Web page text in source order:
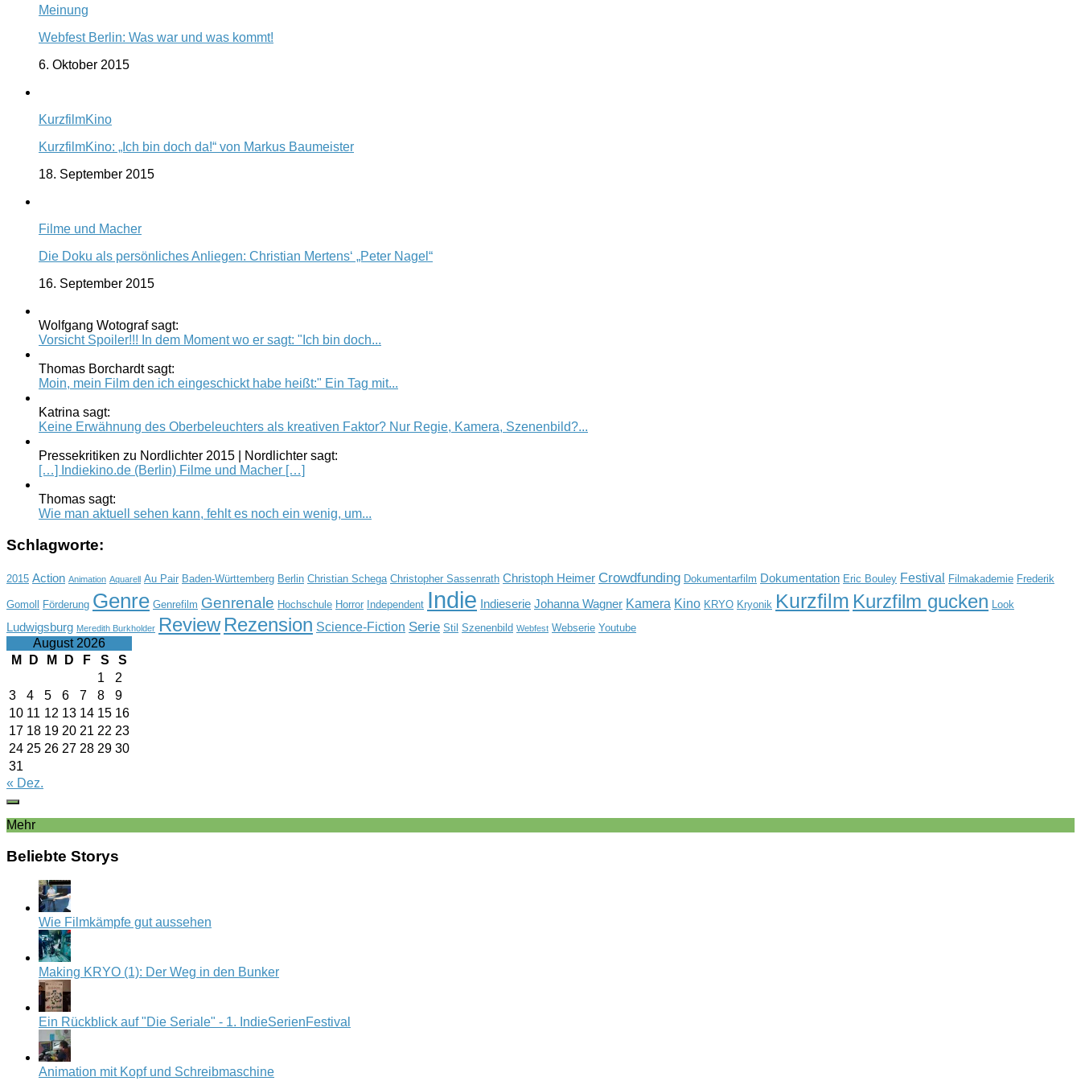
Meinung
Webfest Berlin: Was war und was kommt!
6. Oktober 2015
KurzfilmKino
KurzfilmKino: „Ich bin doch da!“ von Markus Baumeister
18. September 2015
Filme und Macher
Die Doku als persönliches Anliegen: Christian Mertens‘ „Peter Nagel“
16. September 2015
Wolfgang Wotograf sagt:
Vorsicht Spoiler!!! In dem Moment wo er sagt: "Ich bin doch...
Thomas Borchardt sagt:
Moin, mein Film den ich eingeschickt habe heißt:" Ein Tag mit...
Katrina sagt:
Keine Erwähnung des Oberbeleuchters als kreativen Faktor? Nur Regie, Kamera, Szenenbild?...
Pressekritiken zu Nordlichter 2015 | Nordlichter sagt:
[…] Indiekino.de (Berlin) Filme und Macher […]
Thomas sagt:
Wie man aktuell sehen kann, fehlt es noch ein wenig, um...
Schlagworte:
2015 Action Animation Aquarell Au Pair Baden-Württemberg Berlin Christian Schega Christopher Sassenrath Christoph Heimer Crowdfunding Dokumentarfilm Dokumentation Eric Bouley Festival Filmakademie Frederik
Gomoll Förderung Genre Genrefilm Genrenale Hochschule Horror Independent Indie Indieserie Johanna Wagner Kamera Kino KRYO Kryonik Kurzfilm Kurzfilm gucken Look
Ludwigsburg Meredith Burkholder Review Rezension Science-Fiction Serie Stil Szenenbild Webfest Webserie Youtube
August 2026
M
D M D F S
S
1
2
3
4 5 6 7 8
9
10 11 12 13 14 15 16
17 18 19 20 21 22 23
24 25 26 27 28 29 30
31
« Dez.
Mehr
Beliebte Storys
Wie Filmkämpfe gut aussehen
Making KRYO (1): Der Weg in den Bunker
Ein Rückblick auf "Die Seriale" - 1. IndieSerienFestival
Animation mit Kopf und Schreibmaschine